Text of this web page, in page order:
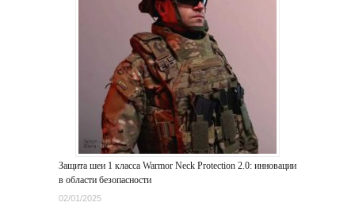
Защита шеи 1 класса Warmor Neck Protection 2.0: инновации
в области безопасности
02/01/2025